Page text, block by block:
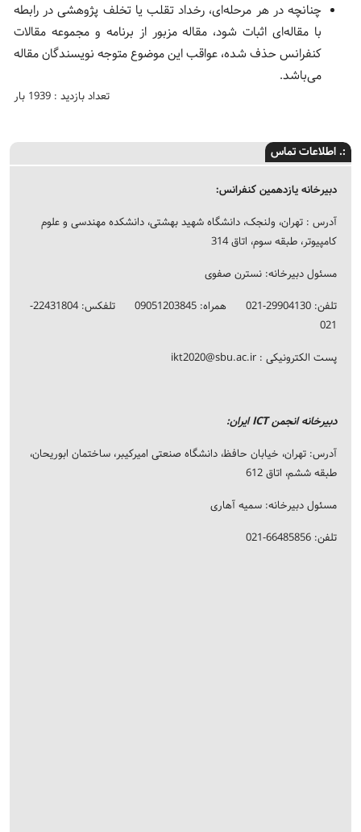
چنانچه در هر مرحله‌ای، رخداد تقلب یا تخلف پژوهشی در رابطه
با مقاله‌ای اثبات شود، مقاله مزبور از برنامه و مجموعه مقالات
کنفرانس حذف شده، عواقب این موضوع متوجه نویسندگان مقاله
می‌باشد.
تعداد بازدید : 1939 بار
:. اطلاعات تماس
دبیرخانه یازدهمین کنفرانس:
آدرس : تهران، ولنجک، دانشگاه شهید بهشتی، دانشکده مهندسی و علوم
کامپیوتر، طبقه سوم، اتاق 314
مسئول دبیرخانه: نسترن صفوی
تلفن: 29904130-021 همراه: 09051203845 تلفکس: 22431804-
021
پست الکترونیکی : ikt2020@sbu.ac.ir
دبیرخانه انجمن ICT ایران:
آدرس: تهران، خیابان حافظ، دانشگاه صنعتی امیرکیبر، ساختمان ابوریحان،
طبقه ششم، اتاق 612
مسئول دبیرخانه: سمیه آهاری
تلفن: 66485856-021